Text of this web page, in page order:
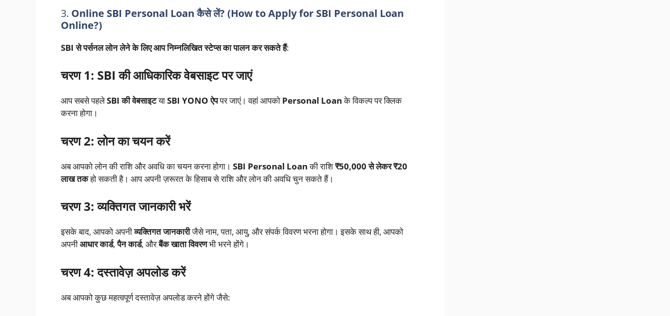
3. Online SBI Personal Loan कैसे लें? (How to Apply for SBI Personal Loan
Online?)
SBI से पर्सनल लोन लेने के लिए आप निम्नलिखित स्टेप्स का पालन कर सकते हैं:
चरण 1: SBI की आधिकारिक वेबसाइट पर जाएं
आप सबसे पहलेSBI की वेबसाइटयाSBI YONO ऐपपर जाएं। वहां आपको Personal Loanके विकल्प पर क्लिक
करना होगा।
चरण 2: लोन का चयन करें
अब आपको लोन की राशि और अवधि का चयन करना होगा। SBI Personal Loanकी राशि₹50,000 से लेकर ₹20
लाख तकहो सकती है। आप अपनी ज़रूरत के हिसाब से राशि और लोन की अवधि चुन सकते हैं।
चरण 3: व्यक्तिगत जानकारी भरें
इसके बाद, आपको अपनीव्यक्तिगत जानकारीजैसे नाम, पता, आयु, और संपर्क विवरण भरना होगा। इसके साथ ही, आपको
अपनीआधार कार्ड,पैन कार्ड, औरबैंक खाता विवरणभी भरने होंगे।
चरण 4: दस्तावेज़ अपलोड करें
अब आपको कुछ महत्वपूर्ण दस्तावेज़ अपलोड करने होंगे जैसे: